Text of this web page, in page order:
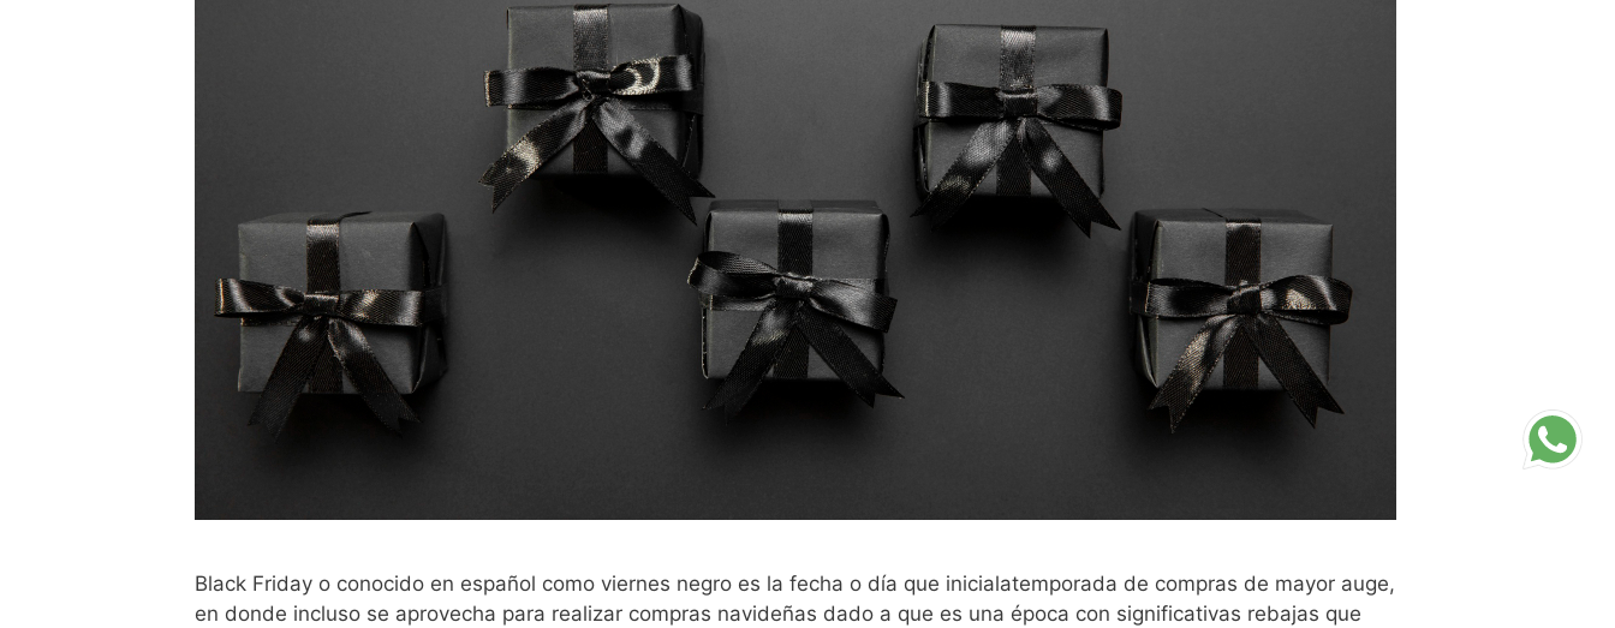
Black Friday o conocido en español como viernes negro es la fecha o día que inicialatemporada de compras de mayor auge,
en donde incluso se aprovecha para realizar compras navideñas dado a que es una época con significativas rebajas que